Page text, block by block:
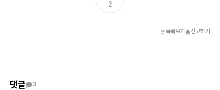
2
목록보기 신고하기
댓글 3